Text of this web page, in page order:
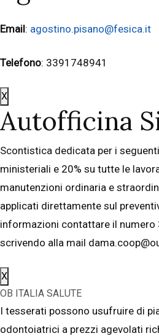
Email: agostino.pisano@fesica.it
Telefono: 3391748941
X
Autofficina
Scontistica dedicata per i
ministeriali e 20% su tutte le
manutenzioni ordinaria e
applicati direttamente sul
informazioni contattare il
scrivendo alla mail
X
OB ITALIA SALUTE
I tesserati possono usufruire di
odontoiatrici a prezzi agevolati